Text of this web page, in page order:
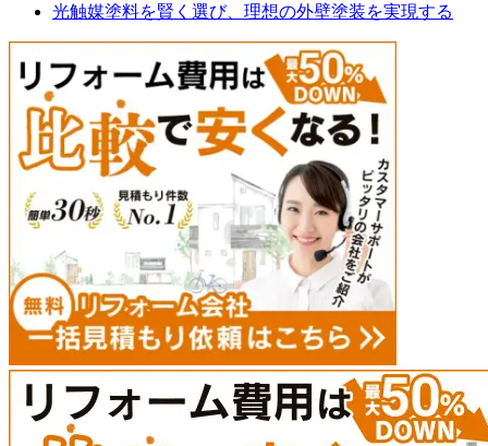
光触媒塗料を賢く選び、理想の外壁塗装を実現する